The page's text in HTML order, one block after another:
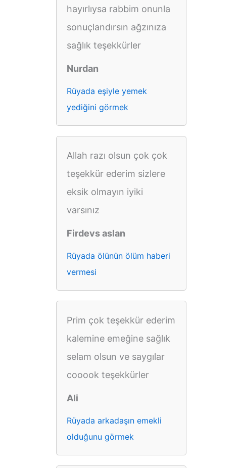
hayırlıysa rabbim onunla
sonuçlandırsın ağzınıza
sağlık teşekkürler
Nurdan
Rüyada eşiyle yemek
yediğini görmek
Allah razı olsun çok çok
teşekkür ederim sizlere
eksik olmayın iyiki
varsınız
Firdevs aslan
Rüyada ölünün ölüm haberi
vermesi
Prim çok teşekkür ederim
kalemine emeğine sağlık
selam olsun ve saygılar
cooook teşekkürler
Ali
Rüyada arkadaşın emekli
olduğunu görmek